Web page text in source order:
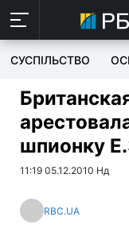
СУСПІЛЬСТВО
шпионку
11:19 05.12.2010 Нд
RBC.UA